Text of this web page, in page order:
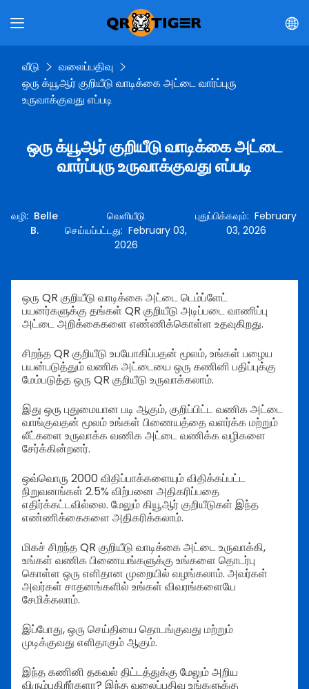
வீடு
வலைப்பதிவு
ஒரு க்யூஆர் குறியீடு வாடிக்கை அட்டை வார்ப்புரு
உருவாக்குவது எப்படி
ஒரு க்யூஆர் குறியீடு வாடிக்கை அட்டை
வார்ப்புரு உருவாக்குவது எப்படி
வழி: Belle
B.
வெளியீடு
செய்யப்பட்டது:February 03,
2026
புதுப்பிக்கவும்:February
03, 2026
ஒரு QR குறியீடு வாடிக்கை அட்டை டெம்ப்ளேட்
பயனர்களுக்கு தங்கள் QR குறியீடு அடிப்படை வாணிப்பு
அட்டை அறிக்கைகளை எண்ணிக்கொள்ள உதவுகிறது.
சிறந்த QR குறியீடு உபயோகிப்பதன் மூலம், உங்கள் பழைய
பயன்படுத்தும் வணிக அட்டையை ஒரு கணினி பதிப்புக்கு
மேம்படுத்த ஒரு QR குறியீடு உருவாக்கலாம்.
இது ஒரு புதுமையான படி ஆகும், குறிப்பிட்ட வணிக அட்டை
வாங்குவதன் மூலம் உங்கள் பிணையத்தை வளர்க்க மற்றும்
லீட்களை உருவாக்க வணிக அட்டை வணிக்க வழிகளை
சேர்க்கின்றனர்.
ஒவ்வொரு 2000 விதிப்பாக்களையும் விதிக்கப்பட்ட
நிறுவனங்கள் 2.5% விற்பனை அதிகரிப்பதை
எதிர்க்கட்டவில்லை. மேலும் கியூஆர் குறியீடுகள் இந்த
எண்ணிக்கைகளை அதிகரிக்கலாம்.
மிகச் சிறந்த QR குறியீடு வாடிக்கை அட்டை உருவாக்கி,
உங்கள் வணிக பிணையங்களுக்கு உங்களை தொடர்பு
கொள்ள ஒரு எளிதான முறையில் வழங்கலாம். அவர்கள்
அவர்கள் சாதனங்களில் உங்கள் விவரங்களையே
சேமிக்கலாம்.
இப்போது, ஒரு செய்தியை தொடங்குவது மற்றும்
முடிக்குவது எளிதாகும் ஆகும்.
இந்த கணினி தகவல் திட்டத்துக்கு மேலும் அறிய
விரும்புகிறீர்களா? இந்த வலைப்பதிவு உங்களுக்கு